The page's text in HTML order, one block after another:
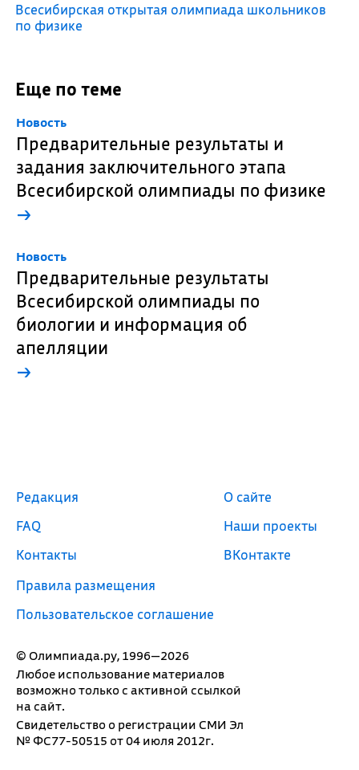
Всесибирская открытая олимпиада школьников
по физике
Еще по теме
Новость
Предварительные результаты и
задания заключительного этапа
Всесибирской олимпиады по физике
→
Новость
Предварительные результаты
Всесибирской олимпиады по
биологии и информация об
апелляции
→
© Олимпиада.ру, 1996—2026
Любое использование материалов
возможно только с активной ссылкой
на сайт.
Свидетельство о регистрации СМИ Эл
№ ФС77-50515 от 04 июля 2012г.
Редакция
FAQ
Контакты
Правила размещения
Пользовательское соглашение
О сайте
Наши проекты
ВКонтакте